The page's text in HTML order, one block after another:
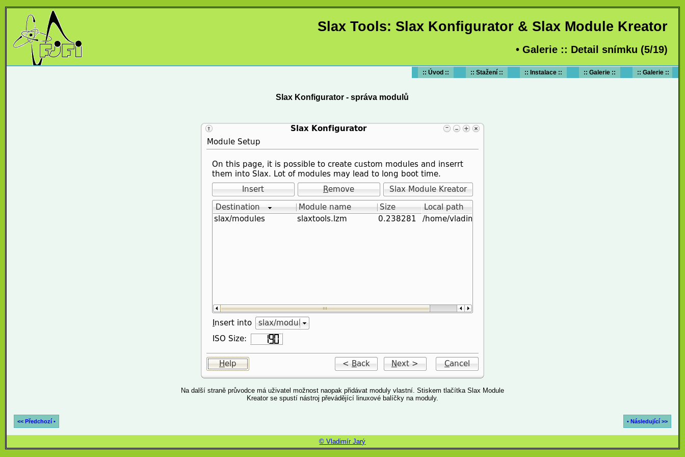
Slax Tools: Slax Konfigurator & Slax Module Kreator
• Galerie :: Detail snímku (5/19)
:: Úvod :: :: Stažení :: :: Instalace :: :: Galerie :: :: Galerie ::
Slax Konfigurator - správa modulů
Na další straně průvodce má uživatel možnost naopak přidávat moduly vlastní. Stiskem tlačítka Slax Module
Kreator se spustí nástroj převádějící linuxové balíčky na moduly.
<< Předchozí • • Následující >>
© Vladimír Jarý